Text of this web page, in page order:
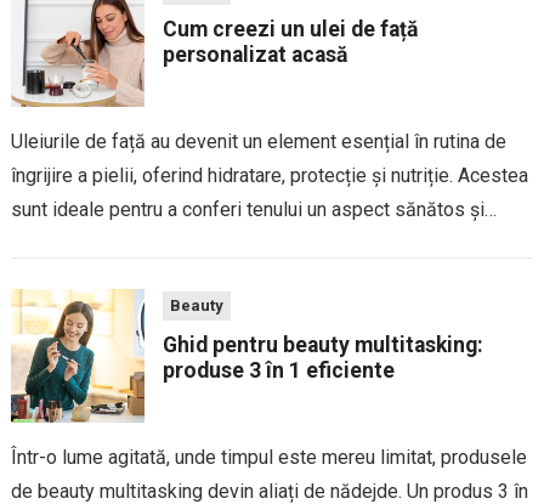
Cum creezi un ulei de față
personalizat acasă
Uleiurile de față au devenit un element esențial în rutina de
îngrijire a pielii, oferind hidratare, protecție și nutriție. Acestea
sunt ideale pentru a conferi tenului un aspect sănătos și
Beauty
Ghid pentru beauty multitasking:
produse 3 în 1 eficiente
Într-o lume agitată, unde timpul este mereu limitat, produsele
de beauty multitasking devin aliați de nădejde. Un produs 3 în